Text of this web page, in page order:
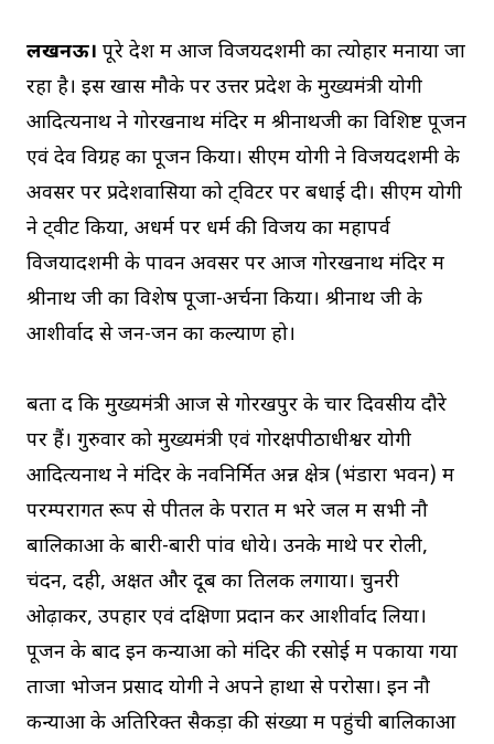
लखनऊ। पूरे देश में आज विजयदशमी का त्योहार मनाया जा
रहा है। इस खास मौके पर उत्तर प्रदेश के मुख्यमंत्री योगी
आदित्यनाथ ने गोरखनाथ मंदिर में श्रीनाथजी का विशिष्ट पूजन
एवं देव विग्रह का पूजन किया। सीएम योगी ने विजयदशमी के
अवसर पर प्रदेशवासियों को ट्विटर पर बधाई दी। सीएम योगी
ने ट्वीट किया, अधर्म पर धर्म की विजय का महापर्व
विजयादशमी के पावन अवसर पर आज गोरखनाथ मंदिर में
श्रीनाथ जी का विशेष पूजा-अर्चना किया। श्रीनाथ जी के
आशीर्वाद से जन-जन का कल्याण हो।
बता दें कि मुख्यमंत्री आज से गोरखपुर के चार दिवसीय दौरे
पर हैं। गुरुवार को मुख्यमंत्री एवं गोरक्षपीठाधीश्वर योगी
आदित्यनाथ ने मंदिर के नवनिर्मित अन्न क्षेत्र (भंडारा भवन) में
परम्परागत रूप से पीतल के परात में भरे जल में सभी नौ
बालिकाओं के बारी-बारी पांव धोये। उनके माथे पर रोली,
चंदन, दही, अक्षत और दूब का तिलक लगाया। चुनरी
ओढ़ाकर, उपहार एवं दक्षिणा प्रदान कर आशीर्वाद लिया।
पूजन के बाद इन कन्याओं को मंदिर की रसोई में पकाया गया
ताजा भोजन प्रसाद योगी ने अपने हाथों से परोसा। इन नौ
कन्याओं के अतिरिक्त सैकड़ों की संख्या में पहुंची बालिकाओं